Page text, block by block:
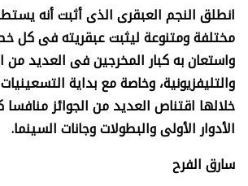
انطلق النجم العبقرى الذى أثبت أنه
مختلفة ومتنوعة ليثبت عبقريته فى كل
واستعان به كبار المخرجين فى العديد من
والتليفزيونية، وخاصة مع بداية
خلالها اقتناص العديد من الجوائز منافسا
الأدوار الأولى والبطولات وجانات السينما.
سارق الفرح